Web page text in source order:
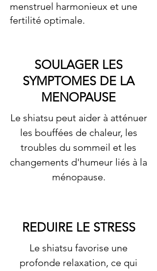
menstruel harmonieux et une
fertilité optimale.
SOULAGER LES
SYMPTOMES DE LA
MENOPAUSE
Le shiatsu peut aider à atténuer
les bouffées de chaleur, les
troubles du sommeil et les
changements d'humeur liés à la
ménopause.
REDUIRE LE STRESS
Le shiatsu favorise une
profonde relaxation, ce qui